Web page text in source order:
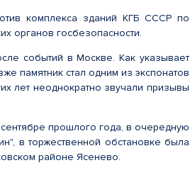
комплекса зданий КГБ СССР по
органов госбезопасности.
событий в Москве. Как указывает
памятник стал одним из экспонатов
лет неоднократно звучали призывы
прошлого года, в очередную
в торжественной обстановке была
районе Ясенево.